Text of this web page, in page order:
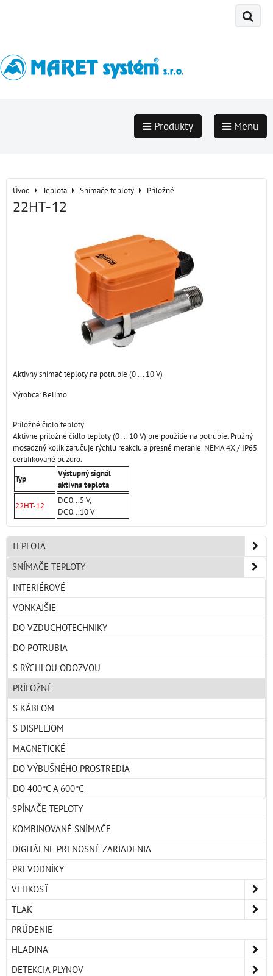
Produkty Menu
Úvod Teplota Snímače teploty Príložné
22HT-12
Aktívny snímač teploty na potrubie (0 ... 10 V)
Výrobca: Belimo
Príložné čidlo teploty
Aktívne príložné čidlo teploty (0 ... 10 V) pre použitie na potrubie. Pružný
mosadzný kolík zaručuje rýchlu reakciu a presné meranie. NEMA 4X / IP65
certifikované puzdro.
Typ
Výstupný signál
aktívna teplota
22HT-12
DC 0...5 V,
DC 0...10 V
TEPLOTA
SNÍMAČE TEPLOTY
INTERIÉROVÉ
VONKAJŠIE
DO VZDUCHOTECHNIKY
DO POTRUBIA
S RÝCHLOU ODOZVOU
PRÍLOŽNÉ
S KÁBLOM
S DISPLEJOM
MAGNETICKÉ
DO VÝBUŠNÉHO PROSTREDIA
DO 400°C A 600°C
SPÍNAČE TEPLOTY
KOMBINOVANÉ SNÍMAČE
DIGITÁLNE PRENOSNÉ ZARIADENIA
PREVODNÍKY
VLHKOSŤ
TLAK
PRÚDENIE
HLADINA
DETEKCIA PLYNOV